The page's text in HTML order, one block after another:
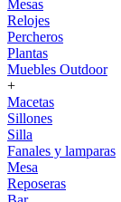
Mesas
Relojes
Percheros
Plantas
Muebles Outdoor
+
Macetas
Sillones
Silla
Fanales y lamparas
Mesa
Reposeras